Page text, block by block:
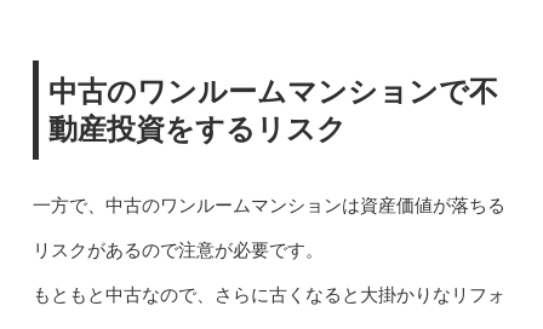
中古のワンルームマンションで不
動産投資をするリスク
一方で、中古のワンルームマンションは資産価値が落ちる
リスクがあるので注意が必要です。
もともと中古なので、さらに古くなると大掛かりなリフォ